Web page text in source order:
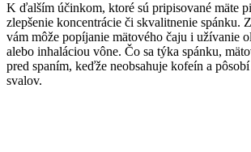
K ďalším účinkom, ktoré sú pripisované mäte
zlepšenie koncentrácie či skvalitnenie spánku.
vám môže popíjanie mätového čaju i užívanie
alebo inhaláciou vône. Čo sa týka spánku,
pred spaním, keďže neobsahuje kofeín a
svalov.